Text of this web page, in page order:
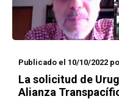
Publicado el 10/10/2022
La solicitud de
Alianza